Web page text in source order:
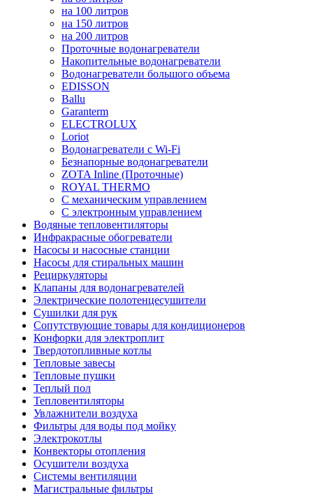
на 100 литров
на 150 литров
на 200 литров
Проточные водонагреватели
Накопительные водонагреватели
Водонагреватели большого объема
EDISSON
Ballu
Garanterm
ELECTROLUX
Loriot
Водонагреватели с Wi-Fi
Безнапорные водонагреватели
ZOTA Inline (Проточные)
ROYAL THERMO
С механическим управлением
С электронным управлением
Водяные тепловентиляторы
Инфракрасные обогреватели
Насосы и насосные станции
Насосы для стиральных машин
Рециркуляторы
Клапаны для водонагревателей
Электрические полотенцесушители
Сушилки для рук
Сопутствующие товары для кондиционеров
Конфорки для электроплит
Твердотопливные котлы
Тепловые завесы
Тепловые пушки
Теплый пол
Тепловентиляторы
Увлажнители воздуха
Фильтры для воды под мойку
Электрокотлы
Конвекторы отопления
Осушители воздуха
Системы вентиляции
Магистральные фильтры